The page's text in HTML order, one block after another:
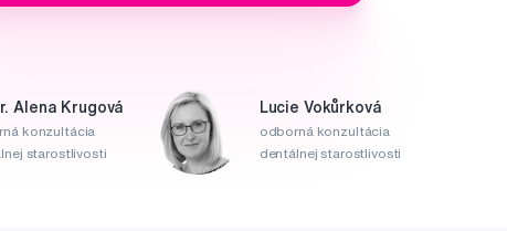
Alena Krugová
konzultácia
starostlivosti
Lucie Vokůrková
odborná konzultácia
dentálnej starostlivosti